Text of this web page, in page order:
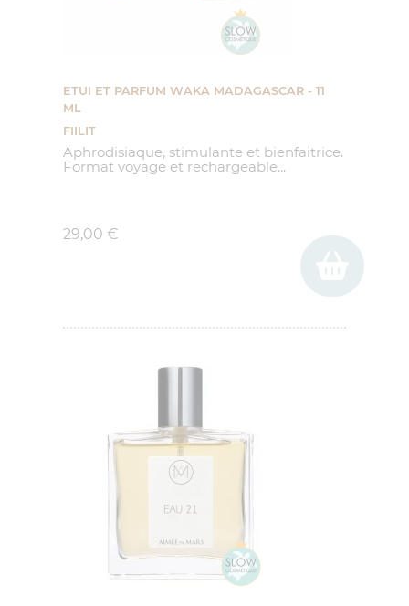
ETUI ET PARFUM WAKA MADAGASCAR - 11
ML
FIILIT
Aphrodisiaque, stimulante et bienfaitrice.
Format voyage et rechargeable...
29,00 €